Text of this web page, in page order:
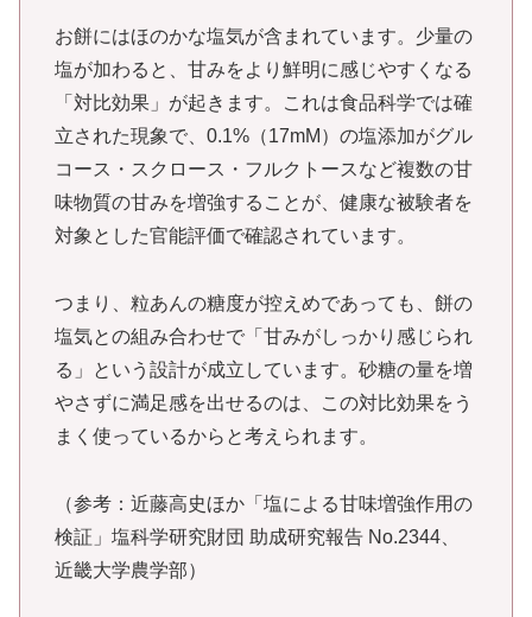
お餅にはほのかな塩気が含まれています。少量の
塩が加わると、甘みをより鮮明に感じやすくなる
「対比効果」が起きます。これは食品科学では確
立された現象で、0.1%（17mM）の塩添加がグル
コース・スクロース・フルクトースなど複数の甘
味物質の甘みを増強することが、健康な被験者を
対象とした官能評価で確認されています。
つまり、粒あんの糖度が控えめであっても、餅の
塩気との組み合わせで「甘みがしっかり感じられ
る」という設計が成立しています。砂糖の量を増
やさずに満足感を出せるのは、この対比効果をう
まく使っているからと考えられます。
（参考：近藤高史ほか「塩による甘味増強作用の
検証」塩科学研究財団 助成研究報告 No.2344、
近畿大学農学部）